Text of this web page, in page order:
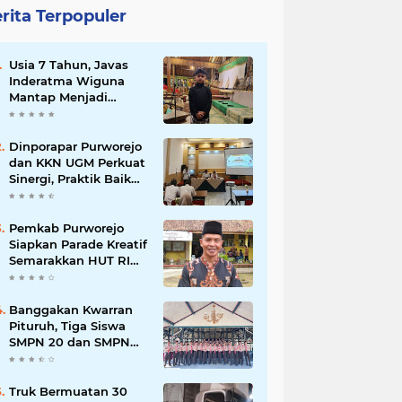
Terpopuler
Usia 7 Tahun, Javas
Inderatma Wiguna
Mantap Menjadi
Dalang Cilik, Sang
Menonton Wayang di
YouTube
Dinporapar Purworejo
dan KKN UGM Perkuat
Sinergi, Praktik Baik
Kecamatan Berdaya
Pemkab Purworejo
Siapkan Parade Kreatif
Semarakkan HUT RI
ke-81, Pendaftaran
Dibuka
Banggakan Kwarran
Pituruh, Tiga Siswa
SMPN 20 dan SMPN
40 Purworejo
Jamnas Cibubur
Truk Bermuatan 30